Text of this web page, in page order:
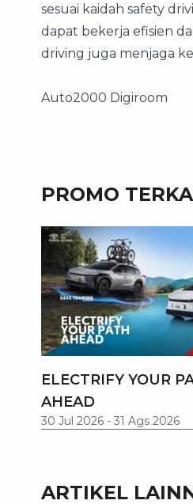
sesuai kaidah safety
dapat bekerja efisien
driving juga menjaga
Auto2000 Digiroom
PROMO
ELECTRIFY YOUR
AHEAD
30 Jul 2026 - 31 Ags 2026
ARTIKEL